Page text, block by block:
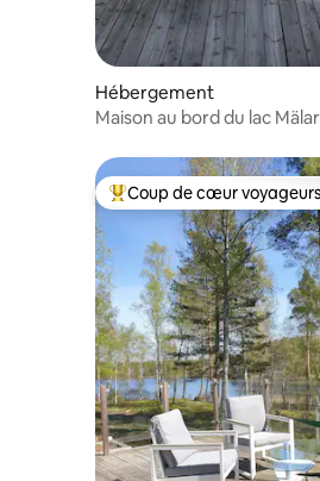
Hébergement
Maison au bord du lac
Coups de cœur voyageurs
Coup de cœur voyageurs